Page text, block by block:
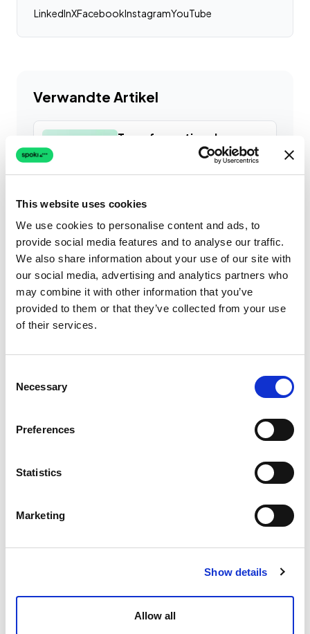
This website uses cookies
We use cookies to personalise content and ads, to
provide social media features and to analyse our traffic.
We also share information about your use of our site with
our social media, advertising and analytics partners who
may combine it with other information that you’ve
provided to them or that they’ve collected from your use
of their services.
Selection
Necessary
Preferences
Statistics
Marketing
Show details
Allow all
LinkedInXFacebookInstagramYouTube
Verwandte Artikel
Transformation der
Reisebranche mit RCS: Ein
AI & Automation
Hotel & Unterkunft
Mehr lesen
September: 5 Tipps für Ihr
Marketing auf WhatsApp
Seasonal Campaign
Shopping & Einzelhandel